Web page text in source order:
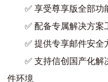
✅ 享受尊享版全部功
✅ 配备‌专属解决方案
✅ 提供‌专享邮件安
✅ 支持‌信创国产化解
件环境